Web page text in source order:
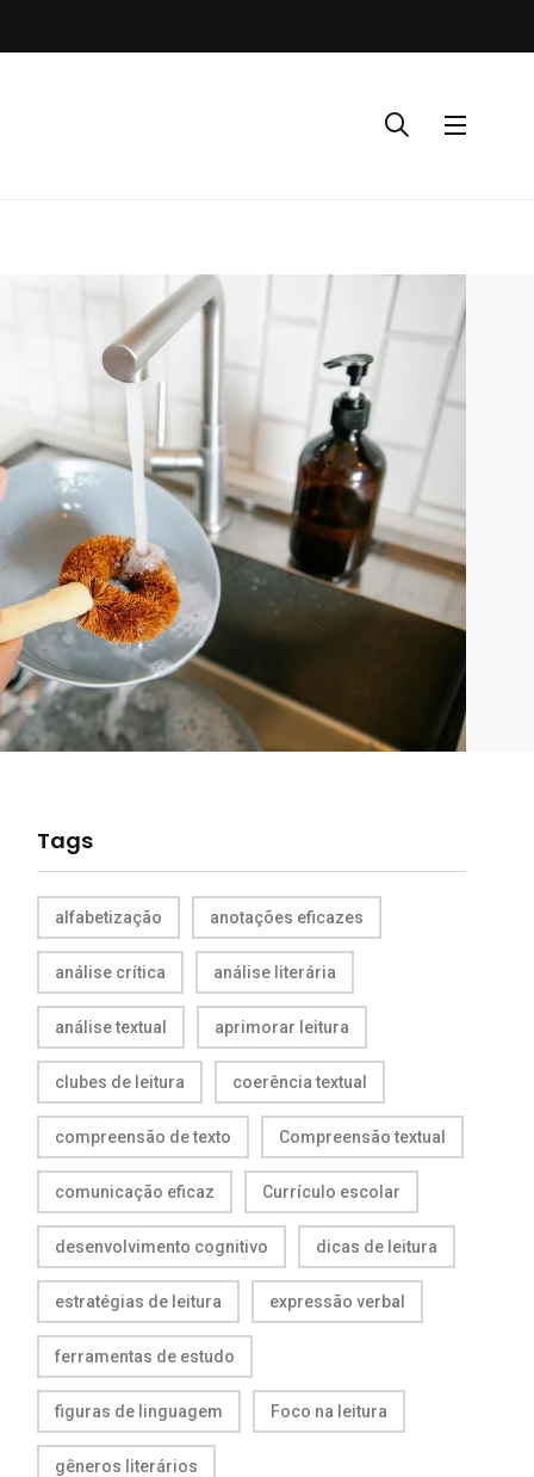
Tags
alfabetização anotações eficazes
análise crítica análise literária
análise textual aprimorar leitura
clubes de leitura coerência textual
compreensão de texto Compreensão textual
comunicação eficaz Currículo escolar
desenvolvimento cognitivo dicas de leitura
estratégias de leitura expressão verbal
ferramentas de estudo
figuras de linguagem Foco na leitura
gêneros literários